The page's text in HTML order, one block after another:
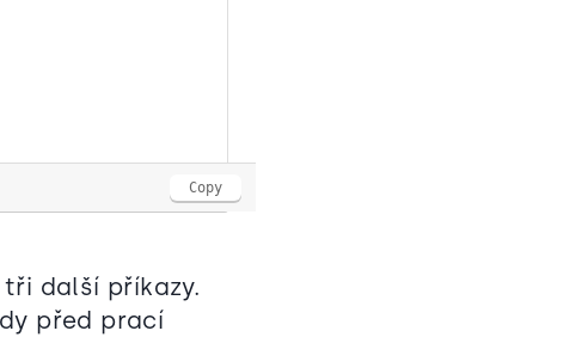
Copy
další příkazy.
před prací